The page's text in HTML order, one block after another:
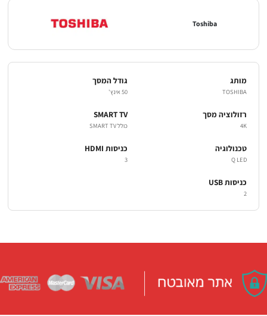
Toshiba
מותג
TOSHIBA
גודל המסך
50 אינץ'
רזולוציה מסך
4K
SMART TV
כולל SMART TV
טכנולוגיה
Q LED
כניסות HDMI
3
כניסות USB
2